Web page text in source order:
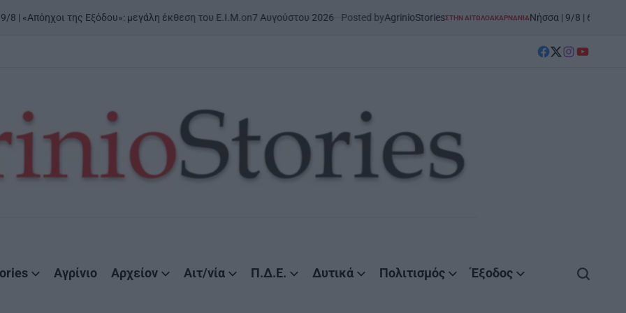
της Εξόδου»: μεγάλη έκθεση του Ε.Ι.Μ.on7 Αυγούστου 2026 Posted byAgrinioStoriesPOSTED
ΣΤΗΝ ΑΙΤΩΛΟΑΚΑΡΝΑΝΊΑΝήσσα | 9/8 | 6η Ενδοποτάμια
facebook
Twitter
instagram
YouTube
Αγρίνιο Αρχείον Αιτ/νία Π.Δ.Ε. Δυτικά Πολιτισμός Έξοδος